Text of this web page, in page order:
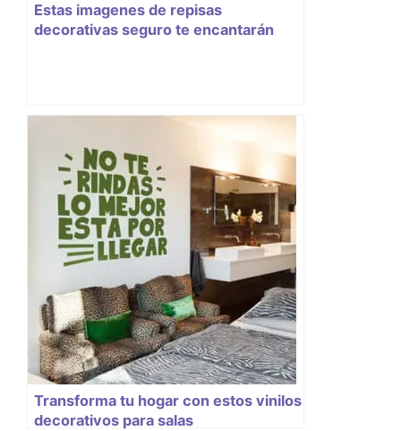
Estas imagenes de repisas
decorativas seguro te encantarán
Transforma tu hogar con estos vinilos
decorativos para salas